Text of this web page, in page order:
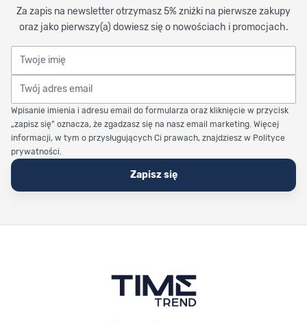
Za zapis na newsletter otrzymasz 5% zniżki na pierwsze zakupy
oraz jako pierwszy(a) dowiesz się o nowościach i promocjach.
Twoje imię
Twój adres email
Wpisanie imienia i adresu email do formularza oraz kliknięcie w przycisk
„zapisz się” oznacza, że zgadzasz się na nasz email marketing. Więcej
informacji, w tym o przysługujących Ci prawach, znajdziesz w Polityce
prywatności.
Zapisz się